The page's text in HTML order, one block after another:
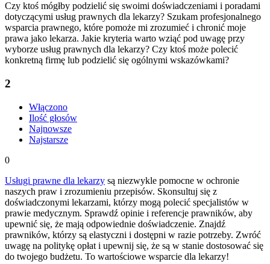
Czy ktoś mógłby podzielić się swoimi doświadczeniami i poradami
dotyczącymi usług prawnych dla lekarzy? Szukam profesjonalnego
wsparcia prawnego, które pomoże mi zrozumieć i chronić moje
prawa jako lekarza. Jakie kryteria warto wziąć pod uwagę przy
wyborze usług prawnych dla lekarzy? Czy ktoś może polecić
konkretną firmę lub podzielić się ogólnymi wskazówkami?
2
Włączono
Ilość głosów
Najnowsze
Najstarsze
0
Usługi prawne dla lekarzy są niezwykle pomocne w ochronie
naszych praw i zrozumieniu przepisów. Skonsultuj się z
doświadczonymi lekarzami, którzy mogą polecić specjalistów w
prawie medycznym. Sprawdź opinie i referencje prawników, aby
upewnić się, że mają odpowiednie doświadczenie. Znajdź
prawników, którzy są elastyczni i dostępni w razie potrzeby. Zwróć
uwagę na politykę opłat i upewnij się, że są w stanie dostosować się
do twojego budżetu. To wartościowe wsparcie dla lekarzy!